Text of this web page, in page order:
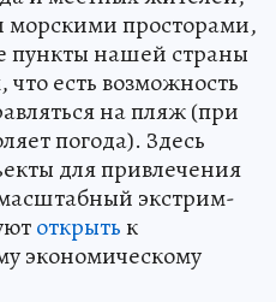
морскими просторами,
пункты нашей страны
что есть возможность
на пляж (при
погода). Здесь
для привлечения
экстрим-
открытьк
экономическому